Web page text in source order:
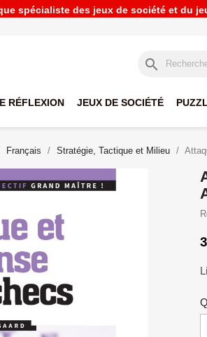
spécialiste des jeux de société et du
search
RÉFLEXION JEUX DE SOCIÉTÉ
Français Stratégie, Tactique et Milieu